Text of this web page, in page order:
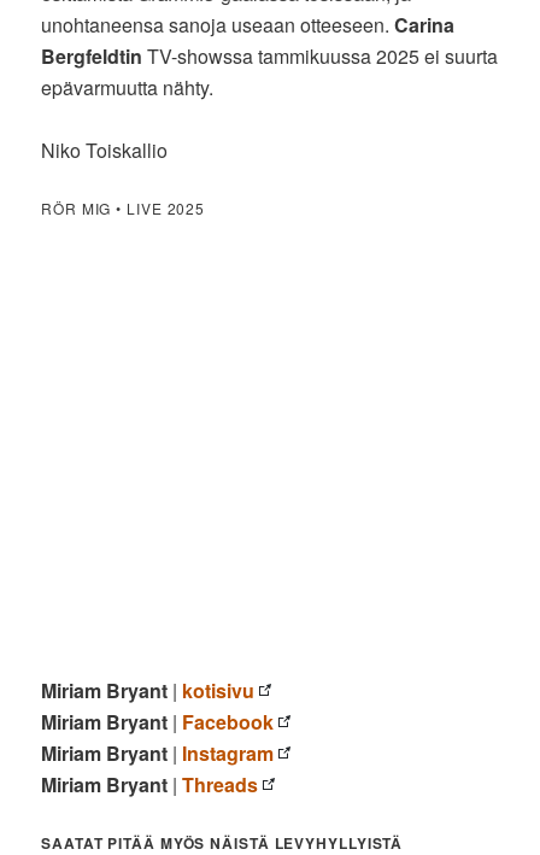
unohtaneensa sanoja useaan otteeseen.Carina
Bergfeldtin TV-showssa tammikuussa 2025 ei suurta
epävarmuutta nähty.
Niko Toiskallio
RÖR MIG • LIVE 2025
Miriam Bryant | kotisivu
Miriam Bryant | Facebook
Miriam Bryant | Instagram
Miriam Bryant |Threads
SAATAT PITÄÄ MYÖS NÄISTÄ LEVYHYLLYISTÄ